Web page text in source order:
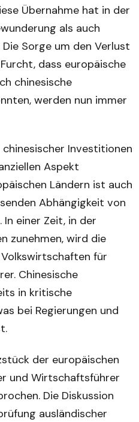
Übernahme hat in der
als auch
Sorge um den Verlust
dass europäische
chinesische
werden nun immer
Investitionen
Aspekt
Ländern ist auch
Abhängigkeit von
In einer Zeit, in der
zunehmen, wird die
für
Chinesische
in kritische
bei Regierungen und
der europäischen
und Wirtschaftsführer
Die Diskussion
ausländischer